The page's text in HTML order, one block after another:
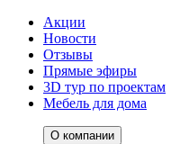
Акции
Новости
Отзывы
Прямые эфиры
3D тур по проектам
Мебель для дома
О компании